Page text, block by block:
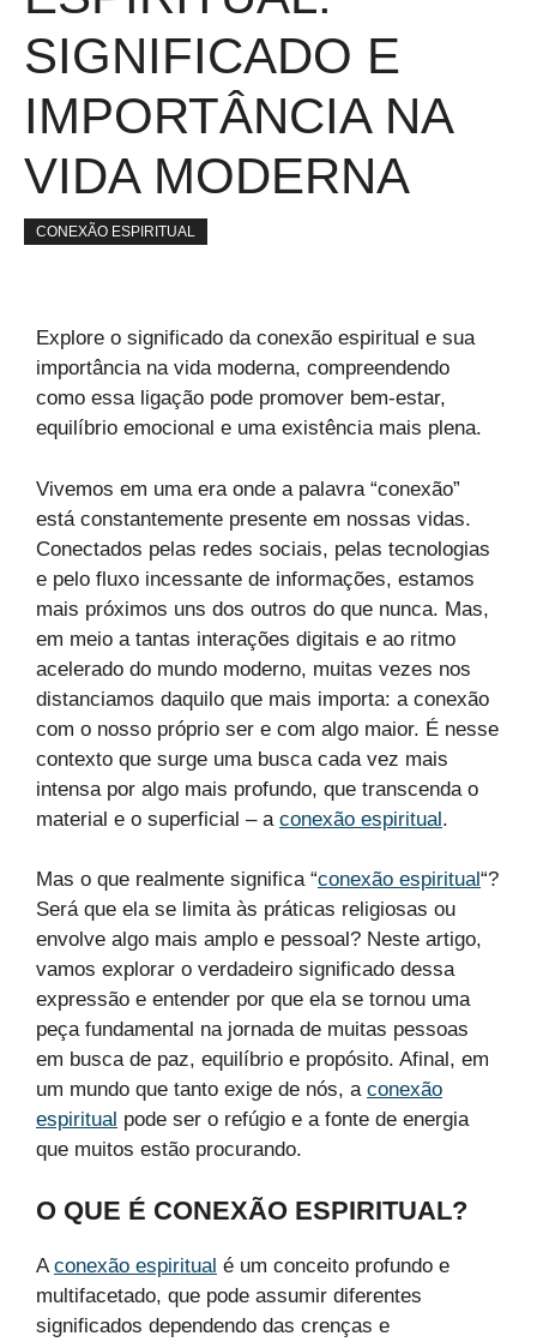
SIGNIFICADO E
IMPORTÂNCIA NA
VIDA MODERNA
CONEXÃO ESPIRITUAL
Explore o significado da conexão espiritual e sua
importância na vida moderna, compreendendo
como essa ligação pode promover bem-estar,
equilíbrio emocional e uma existência mais plena.
Vivemos em uma era onde a palavra “conexão”
está constantemente presente em nossas vidas.
Conectados pelas redes sociais, pelas tecnologias
e pelo fluxo incessante de informações, estamos
mais próximos uns dos outros do que nunca. Mas,
em meio a tantas interações digitais e ao ritmo
acelerado do mundo moderno, muitas vezes nos
distanciamos daquilo que mais importa: a conexão
com o nosso próprio ser e com algo maior. É nesse
contexto que surge uma busca cada vez mais
intensa por algo mais profundo, que transcenda o
material e o superficial – a conexão espiritual.
Mas o que realmente significa “conexão espiritual“?
Será que ela se limita às práticas religiosas ou
envolve algo mais amplo e pessoal? Neste artigo,
vamos explorar o verdadeiro significado dessa
expressão e entender por que ela se tornou uma
peça fundamental na jornada de muitas pessoas
em busca de paz, equilíbrio e propósito. Afinal, em
um mundo que tanto exige de nós, a conexão
espiritual pode ser o refúgio e a fonte de energia
que muitos estão procurando.
O QUE É CONEXÃO ESPIRITUAL?
A conexão espiritual é um conceito profundo e
multifacetado, que pode assumir diferentes
significados dependendo das crenças e